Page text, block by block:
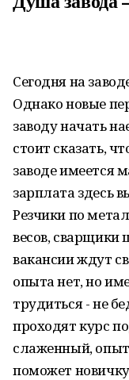
Сегодня на
Однако новые
заводу начать
стоит сказать,
заводе имеется
зарплата здесь
Резчики по
весов, сварщики
вакансии ждут
опыта нет, но
трудиться - не
проходят курс
слаженный,
поможет